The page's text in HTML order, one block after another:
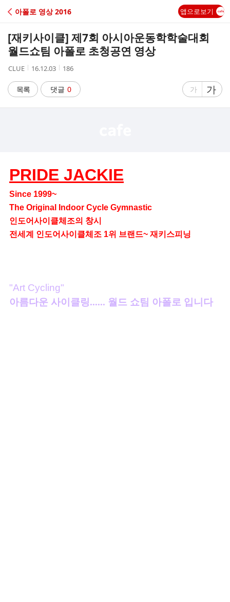
C
A
아폴로 영상 2016 앱으로보기
[재키사이클] 제7회 아시아운동학학술대회
월드쇼팀 아폴로 초청공연 영상
작
자
CLUE
작
시
간
16.12.03
조
수
186
목록 댓글 0
글
가
글
자
가
PRIDE JACKIE
Since 1999~
The Original Indoor Cycle Gymnastic
인도어사이클체조의 창시
전세계 인도어사이클체조 1위 브랜드~ 재키스피닝
"Art Cycling"
아름다운 사이클링...... 월드 쇼팀 아폴로 입니다